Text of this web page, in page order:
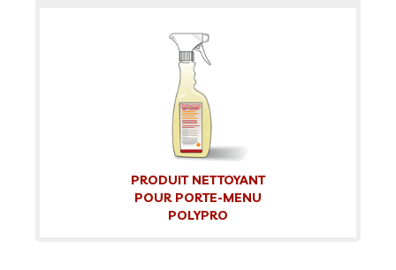
PRODUIT NETTOYANT
POUR PORTE-MENU
POLYPRO